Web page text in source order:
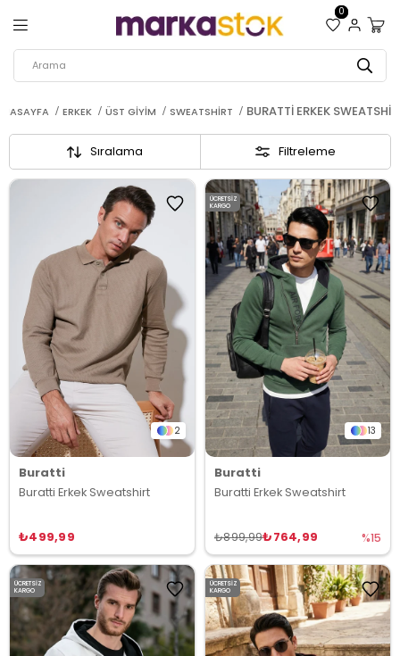
0
ERKEK ÜST GIYIM SWEATSHIRT BURATTI ERKEK
Filtreleme
Sıralama
2
Buratti
Buratti Erkek Sweatshirt
₺499,99
13
Buratti
Buratti Erkek Sweatshirt
₺764,99
₺899,99 %15
ÜCRETSIZ
KARGO
ÜCRETSIZ
KARGO
ÜCRETSIZ
KARGO